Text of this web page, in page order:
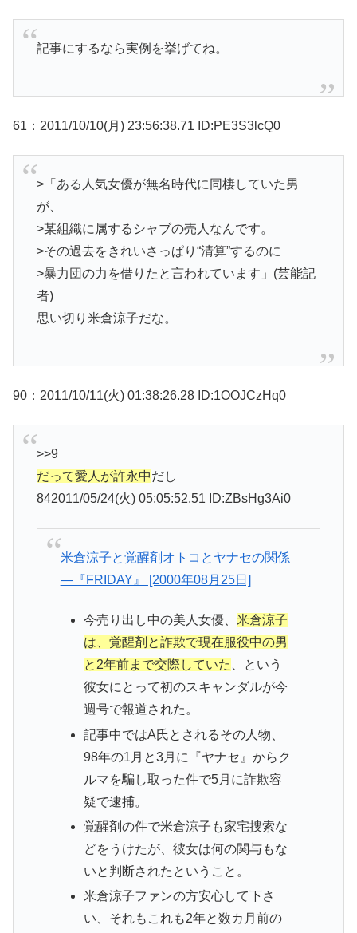
記事にするなら実例を挙げてね。
61：2011/10/10(月) 23:56:38.71 ID:PE3S3lcQ0
>「ある人気女優が無名時代に同棲していた男
が、
>某組織に属するシャブの売人なんです。
>その過去をきれいさっぱり“清算”するのに
>暴力団の力を借りたと言われています」(芸能記
者)
思い切り米倉涼子だな。
90：2011/10/11(火) 01:38:26.28 ID:1OOJCzHq0
>>9
だって愛人が許永中だし
842011/05/24(火) 05:05:52.51 ID:ZBsHg3Ai0
米倉涼子と覚醒剤オトコとヤナセの関係
—『FRIDAY』 [2000年08月25日]
今売り出し中の美人女優、 米倉涼子
は、覚醒剤と詐欺で現在服役中の男
と2年前まで交際していた 、という
彼女にとって初のスキャンダルが今
週号で報道された。
記事中ではA氏とされるその人物、
98年の1月と3月に『ヤナセ』からク
ルマを騙し取った件で5月に詐欺容
疑で逮捕。
覚醒剤の件で米倉涼子も家宅捜索な
どをうけたが、彼女は何の関与もな
いと判断されたということ。
米倉涼子ファンの方安心して下さ
い、それもこれも2年と数カ月前の